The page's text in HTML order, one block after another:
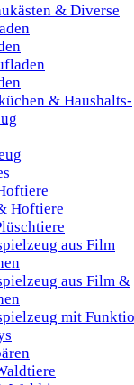
& Diverse
& Haushalts-
Hoftiere
aus Film
aus Film &
mit